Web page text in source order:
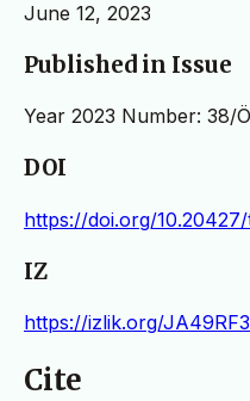
June 12, 2023
Published in Issue
Year 2023 Number: 38/
DOI
https://doi.org/
IZ
https://izlik.org/
Cite